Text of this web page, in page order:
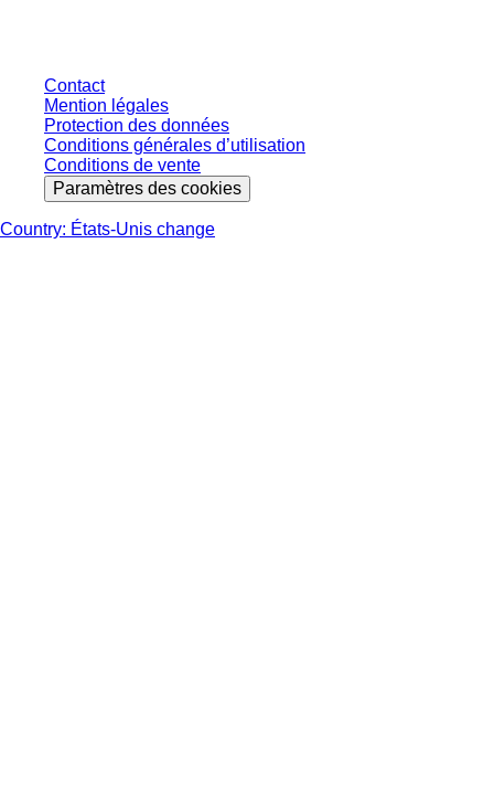
Contact
Mention légales
Protection des données
Conditions générales d’utilisation
Conditions de vente
Paramètres des cookies
Country: États-Unis change